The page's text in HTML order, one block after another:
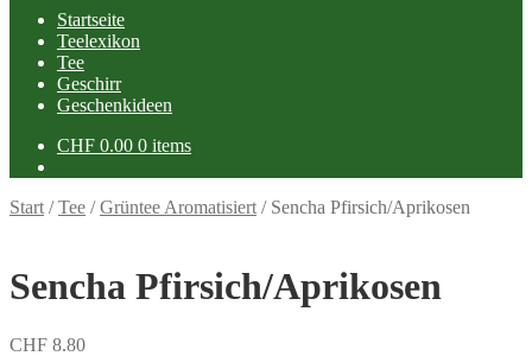
Startseite
Teelexikon
Tee
Geschirr
Geschenkideen
CHF 0.00 0 items
Start /Tee /Grüntee Aromatisiert / Sencha Pfirsich/Aprikosen
Sencha Pfirsich/Aprikosen
CHF 8.80